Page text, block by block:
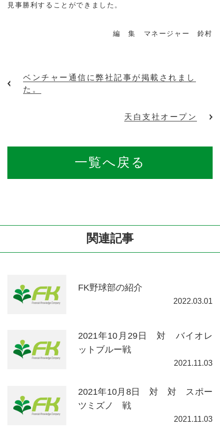
見事勝利することができました。
編 集 マネージャー 鈴村
ベンチャー通信に弊社記事が掲載されまし
た。
一覧へ戻る
天白支社オープン
関連記事
FK野球部の紹介
2022.03.01
2021年10月29日 対 バイオレ
ットブルー戦
2021.11.03
2021年10月8日 対 対 スポー
ツミズノ 戦
2021.11.03